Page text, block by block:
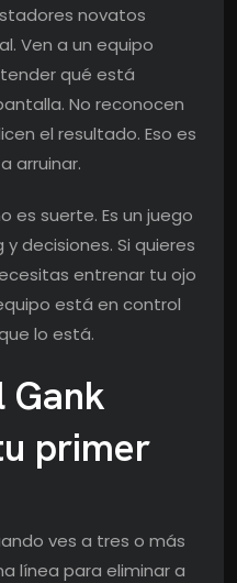
novatos
Ven a un equipo
qué está
No reconocen
el resultado. Eso es
arruinar.
es suerte. Es un juego
decisiones. Si quieres
entrenar tu ojo
está en control
lo está.
Gank
primer
ves a tres o más
línea para eliminar a